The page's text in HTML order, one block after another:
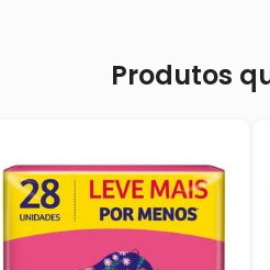
Produtos